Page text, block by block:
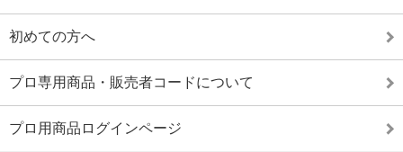
初めての方へ
プロ専用商品・販売者コードについて
プロ用商品ログインページ